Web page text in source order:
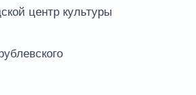
центр культуры